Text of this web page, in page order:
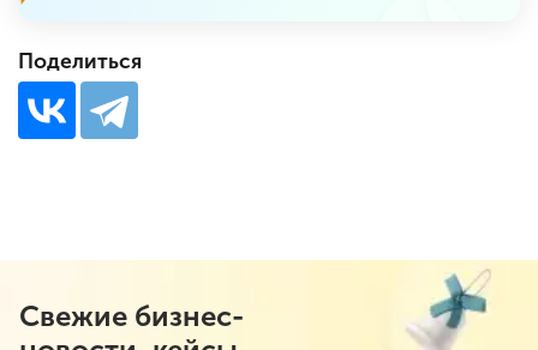
Поделиться
Свежие бизнес-